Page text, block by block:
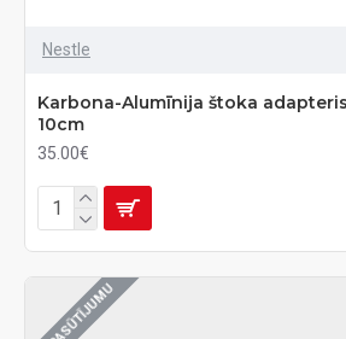
Nestle
Karbona-Alumīnija štoka
10cm
35.00€